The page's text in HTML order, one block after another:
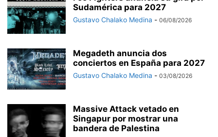
Sudamérica para 2027
Gustavo Chalako Medina - 06/08/2026
Megadeth anuncia dos
conciertos en España para 2027
Gustavo Chalako Medina - 03/08/2026
Massive Attack vetado en
Singapur por mostrar una
bandera de Palestina